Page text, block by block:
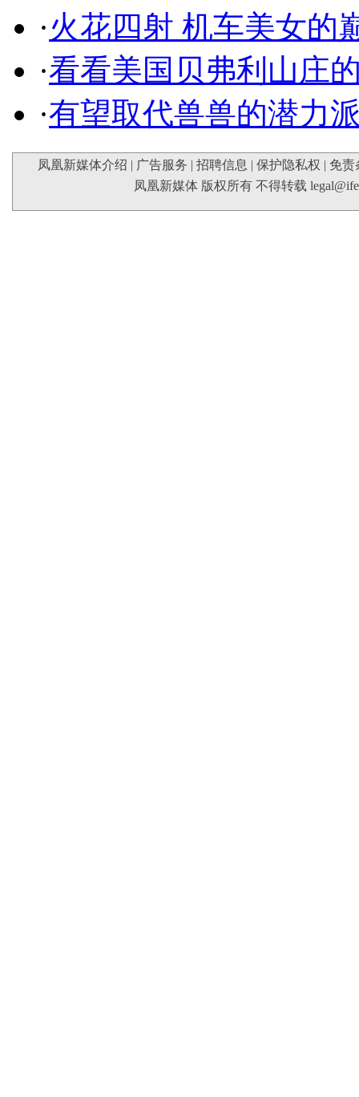
·火花四射 机车美女的
·看看美国贝弗利山庄
·有望取代兽兽的潜力
凤凰新媒体介绍 | 广告服务 | 招聘信息 | 保护隐私权 | 免责
凤凰新媒体 版权所有 不得转载